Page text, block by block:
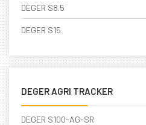
DEGER S8.5
DEGER S15
DEGER AGRI TRACKER
DEGER S100-AG-SR